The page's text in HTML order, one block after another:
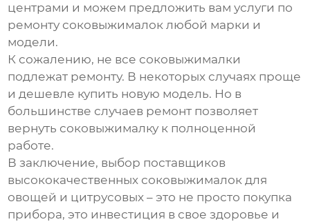
центрами и можем предложить вам услуги по
ремонту соковыжималок любой марки и
модели.
К сожалению, не все соковыжималки
подлежат ремонту. В некоторых случаях проще
и дешевле купить новую модель. Но в
большинстве случаев ремонт позволяет
вернуть соковыжималку к полноценной
работе.
В заключение, выбор поставщиков
высококачественных соковыжималок для
овощей и цитрусовых – это не просто покупка
прибора, это инвестиция в свое здоровье и